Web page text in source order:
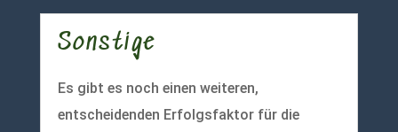
Sonstige
Es gibt es noch einen weiteren,
entscheidenden Erfolgsfaktor für die